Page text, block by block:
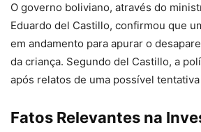
O governo boliviano, através do
Eduardo del Castillo, confirmou que
em andamento para apurar o
da criança. Segundo del Castillo, a
após relatos de uma possível
Fatos Relevantes na